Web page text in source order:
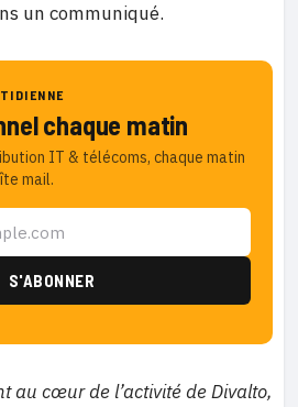
un communiqué.
chaque matin
IT & télécoms, chaque matin
mail.
au cœur de l’activité de Divalto,